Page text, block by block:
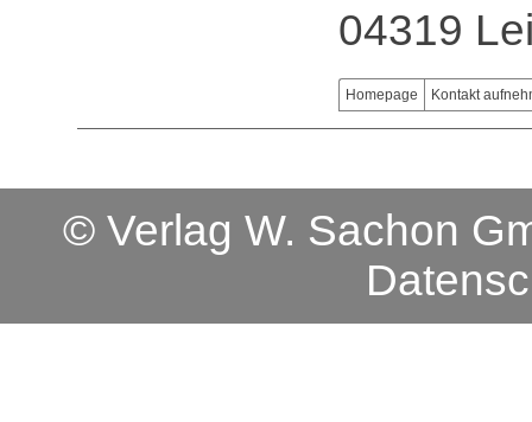
04319
Homepage Kontakt
© Verlag W. Sachon